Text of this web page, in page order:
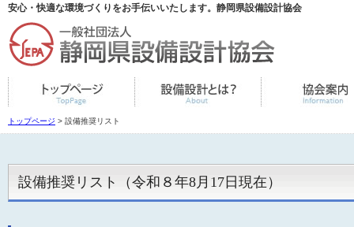
安心・快適な環境づくりをお手伝いいたします。静岡県設備設計協会
トップページ > 設備推奨リスト
設備推奨リスト（令和８年8月 17日現在 ）